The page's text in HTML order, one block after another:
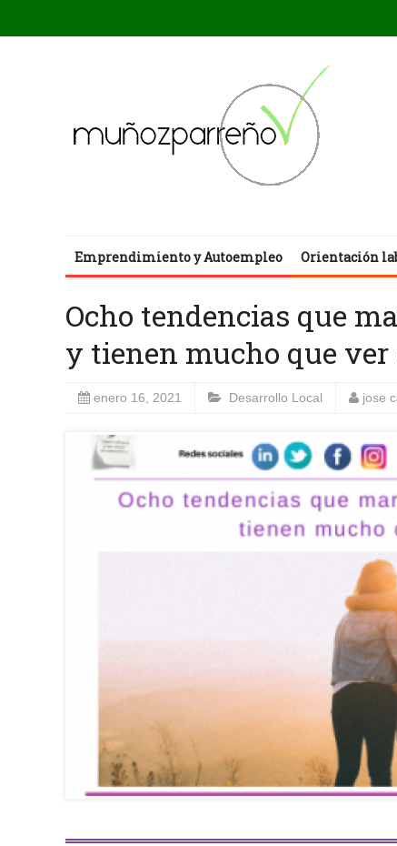
Emprendimiento y Autoempleo Orientación
Ocho tendencias que
y tienen mucho que ver
enero 16, 2021 Desarrollo Local jose